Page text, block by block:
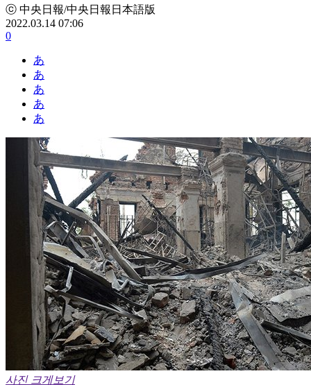
ⓒ 中央日報/中央日報日本語版
2022.03.14 07:06
0
あ
あ
あ
あ
あ
사진 크게보기